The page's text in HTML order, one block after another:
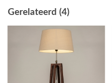
Gerelateerd (4)